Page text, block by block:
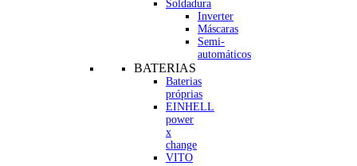
Soldadura
Inverter
Máscaras
Semi-
automáticos
BATERIAS
Baterias
próprias
EINHELL
power
x
change
VITO